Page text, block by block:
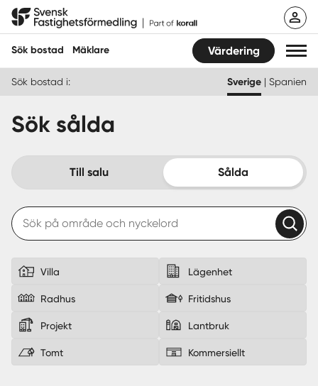
Hoppa
Svensk Fastighetsförmedling
Sök bostad Mäklare Värdering
Hitta mäklare
Köpa
Guider
Start
Logga in
Sverige|Spanien
Sök bostad i: Sverige | Spanien
Sök sålda
Till salu Sålda
Villa Lägenhet
Radhus Fritidshus
Projekt Lantbruk
Tomt Kommersiellt